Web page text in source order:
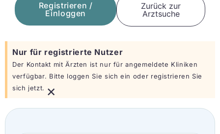
Registrieren /
Einloggen
Zurück zur
Arztsuche
Nur für registrierte Nutzer
Der Kontakt mit Ärzten ist nur für angemeldete Kliniken
verfügbar. Bitte loggen Sie sich ein oder registrieren Sie
sich jetzt. ×